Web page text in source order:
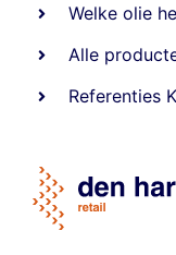
Welke olie
Alle
Referenties